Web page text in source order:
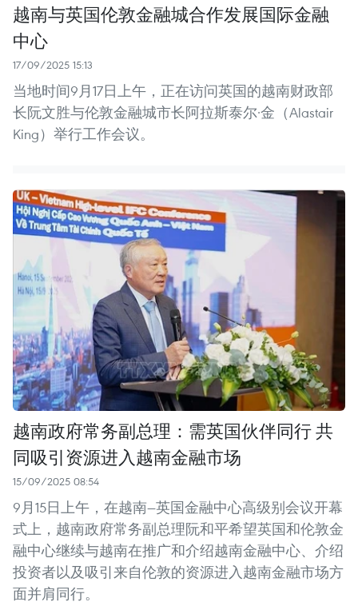
越南与英国伦敦金融城合作发展国际金融
中心
17/09/2025 15:13
当地时间9月17日上午，正在访问英国的越南财政部
长阮文胜与伦敦金融城市长阿拉斯泰尔·金（Alastair
King）举行工作会议。
越南政府常务副总理：需英国伙伴同行 共
同吸引资源进入越南金融市场
15/09/2025 08:54
9月15日上午，在越南—英国金融中心高级别会议开幕
式上，越南政府常务副总理阮和平希望英国和伦敦金
融中心继续与越南在推广和介绍越南金融中心、介绍
投资者以及吸引来自伦敦的资源进入越南金融市场方
面并肩同行。